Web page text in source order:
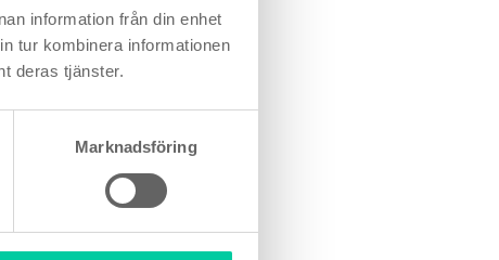
information från din enhet
tur kombinera informationen
deras tjänster.
Marknadsföring